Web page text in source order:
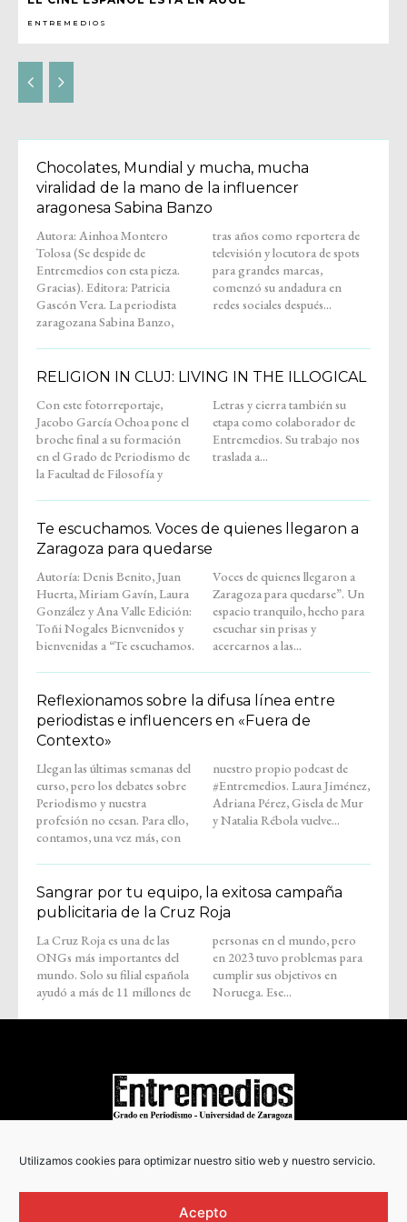
Utilizamos cookies para optimizar nuestro sitio web y nuestro servicio.
Acepto
ENTREMEDIOS
Chocolates, Mundial y mucha, mucha
viralidad de la mano de la influencer
aragonesa Sabina Banzo
Autora: Ainhoa Montero
Tolosa (Se despide de
Entremedios con esta pieza.
Gracias). Editora: Patricia
Gascón Vera. La periodista
zaragozana Sabina Banzo,
tras años como reportera de
televisión y locutora de spots
para grandes marcas,
comenzó su andadura en
redes sociales después...
RELIGION IN CLUJ: LIVING IN THE ILLOGICAL
Con este fotorreportaje,
Jacobo García Ochoa pone el
broche final a su formación
en el Grado de Periodismo de
la Facultad de Filosofía y
Letras y cierra también su
etapa como colaborador de
Entremedios. Su trabajo nos
traslada a...
Te escuchamos. Voces de quienes llegaron a
Zaragoza para quedarse
Autoría: Denis Benito, Juan
Huerta, Miriam Gavín, Laura
González y Ana Valle Edición:
Toñi Nogales Bienvenidos y
bienvenidas a “Te escuchamos.
Voces de quienes llegaron a
Zaragoza para quedarse”. Un
espacio tranquilo, hecho para
escuchar sin prisas y
acercarnos a las...
Reflexionamos sobre la difusa línea entre
periodistas e influencers en «Fuera de
Contexto»
Llegan las últimas semanas del
curso, pero los debates sobre
Periodismo y nuestra
profesión no cesan. Para ello,
contamos, una vez más, con
nuestro propio podcast de
#Entremedios. Laura Jiménez,
Adriana Pérez, Gisela de Mur
y Natalia Rébola vuelve...
Sangrar por tu equipo, la exitosa campaña
publicitaria de la Cruz Roja
La Cruz Roja es una de las
ONGs más importantes del
mundo. Solo su filial española
ayudó a más de 11 millones de
personas en el mundo, pero
en 2023 tuvo problemas para
cumplir sus objetivos en
Noruega. Ese...